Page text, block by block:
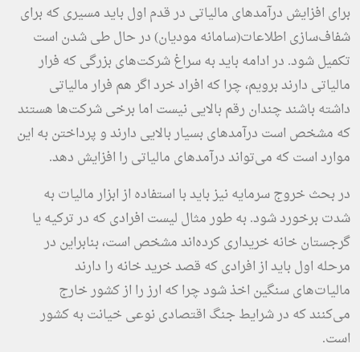
برای افزایش درآمدهای مالیاتی در قدم اول باید مسیری که برای
شفاف‌سازی اطلاعات(سامانه مودیان) در حال طی شدن است
تکمیل شود. در ادامه باید به سراغ شرکت‌های بزرگی که فرار
مالیاتی دارند برویم، چرا که افراد خرد اگر هم فرار مالیاتی
داشته باشند چندان رقم بالایی نیست اما برخی شرکت‌ها هستند
که مشخص است درآمدهای بسیار بالایی دارند و پرداختن به این
موارد است که می‌تواند درآمدهای مالیاتی را افزایش دهد.
در بحث خروج سرمایه نیز باید با استفاده از ابزار مالیات به
شدت برخورد شود. به طور مثال لیست افرادی که در ترکیه یا
گرجستان خانه خریداری کرده‌اند مشخص است، بنابراین در
مرحله اول باید از افرادی که قصد خرید خانه را دارند
مالیات‌های سنگین اخذ شود چرا که ارز را از کشور خارج
می‌کنند که در شرایط جنگ اقتصادی نوعی خیانت به کشور
است.